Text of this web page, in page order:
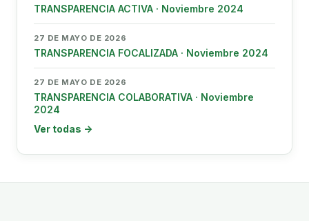
TRANSPARENCIA ACTIVA · Noviembre 2024
27 DE MAYO DE 2026
TRANSPARENCIA FOCALIZADA · Noviembre 2024
27 DE MAYO DE 2026
TRANSPARENCIA COLABORATIVA · Noviembre
2024
Ver todas →